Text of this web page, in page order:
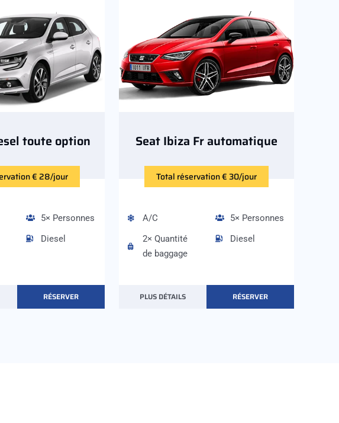
toute option
€ 28/jour
5× Personnes
Diesel
RÉSERVER
Seat Ibiza Fr automatique
Total réservation € 30/jour
A/C
2× Quantité
de baggage
5× Personnes
Diesel
PLUS DÉTAILS RÉSERVER